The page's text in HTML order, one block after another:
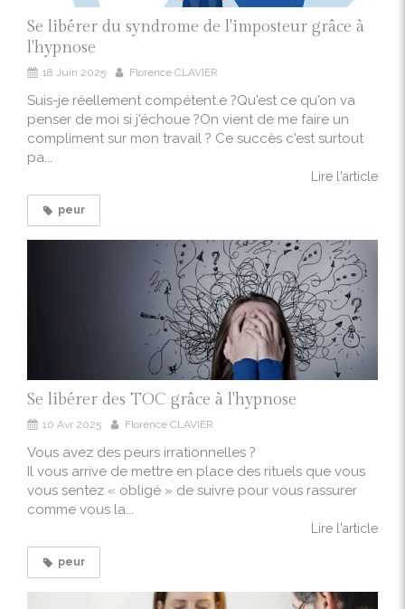
Se libérer du syndrome de l'imposteur grâce à
l'hypnose
18 Juin 2025 Florence CLAVIER
Suis-je réellement compétent.e ?Qu'est ce qu'on va
penser de moi si j'échoue ?On vient de me faire un
compliment sur mon travail ? Ce succès c'est surtout
pa...
Lire l'article
peur
Se libérer des TOC grâce à l'hypnose
10 Avr 2025 Florence CLAVIER
Vous avez des peurs irrationnelles ?
Il vous arrive de mettre en place des rituels que vous
vous sentez « obligé » de suivre pour vous rassurer
comme vous la...
Lire l'article
peur